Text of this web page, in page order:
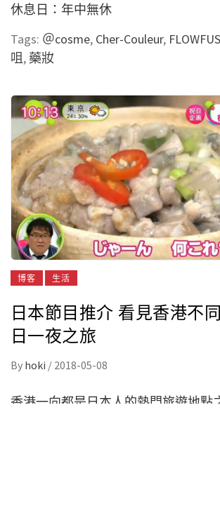
休息日：年中無休
Tags: ＠cosme, Cher-Couleur,
咀, 藥妝
博客 生活
日本節目推介 看見香港不
日一夜之旅
By hoki / 2018-05-08
香港一向都是日本人的熱門旅遊地點